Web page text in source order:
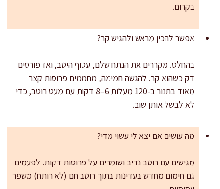
בקרום.
אפשר להכין מראש ולהגיש קר?
בהחלט. מקררים את הנתח שלם, עטוף היטב, ואז פורסים
דק כשהוא קר. להגשה חמימה, מחממים פרוסות קצר
מאוד בתנור ב-120 מעלות 6–8 דקות עם מעט רוטב, כדי
לא לבשל אותן שוב.
מה עושים אם יצא לי עשוי מדי?
מגישים עם רוטב נדיב ושומרים על פרוסות דקות. לפעמים
גם חימום מחדש בעדינות בתוך רוטב חם (לא רותח) משפר